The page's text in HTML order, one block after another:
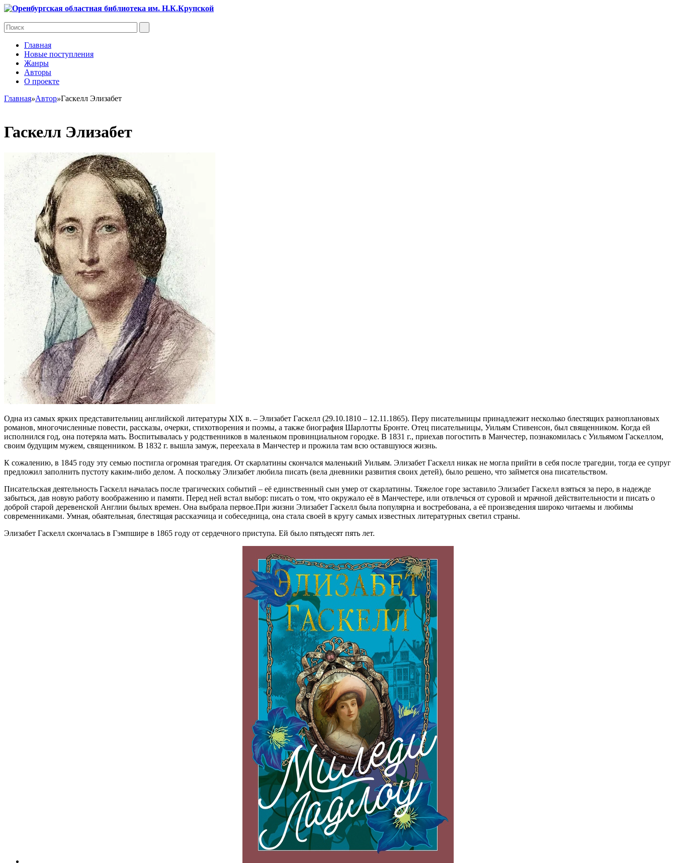
Главная
Новые поступления
Жанры
Авторы
О проекте
Главная»Автор»Гаскелл Элизабет
Гаскелл Элизабет
Одна из самых ярких представительниц английской литературы ХIХ в. – Элизабет Гаскелл (29.10.1810 – 12.11.1865). Перу писательницы принадлежит несколько блестящих разноплановых
романов, многочисленные повести, рассказы, очерки, стихотворения и поэмы, а также биография Шарлотты Бронте. Отец писательницы, Уильям Стивенсон, был священником. Когда ей
исполнился год, она потеряла мать. Воспитывалась у родственников в маленьком провинциальном городке. В 1831 г., приехав погостить в Манчестер, познакомилась с Уильямом Гаскеллом,
своим будущим мужем, священником. В 1832 г. вышла замуж, переехала в Манчестер и прожила там всю оставшуюся жизнь.
К сожалению, в 1845 году эту семью постигла огромная трагедия. От скарлатины скончался маленький Уильям. Элизабет Гаскелл никак не могла прийти в себя после трагедии, тогда ее супруг
предложил заполнить пустоту каким-либо делом. А поскольку Элизабет любила писать (вела дневники развития своих детей), было решено, что займется она писательством.
Писательская деятельность Гаскелл началась после трагических событий – её единственный сын умер от скарлатины. Тяжелое горе заставило Элизабет Гаскелл взяться за перо, в надежде
забыться, дав новую работу воображению и памяти. Перед ней встал выбор: писать о том, что окружало её в Манчестере, или отвлечься от суровой и мрачной действительности и писать о
доброй старой деревенской Англии былых времен. Она выбрала первое.При жизни Элизабет Гаскелл была популярна и востребована, а её произведения широко читаемы и любимы
современниками. Умная, обаятельная, блестящая рассказчица и собеседница, она стала своей в кругу самых известных литературных светил страны.
Элизабет Гаскелл скончалась в Гэмпшире в 1865 году от сердечного приступа. Ей было пятьдесят пять лет.